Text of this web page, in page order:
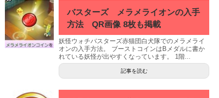
バスターズ メラメライオンの入手
方法 QR画像 8枚も掲載
妖怪ウォチバスターズ赤猫団白犬隊でのメラメライ
オンの入手方法。 ブーストコインはBメダルに書か
れている妖怪が出やすくなっています。 1階...
記事を読む